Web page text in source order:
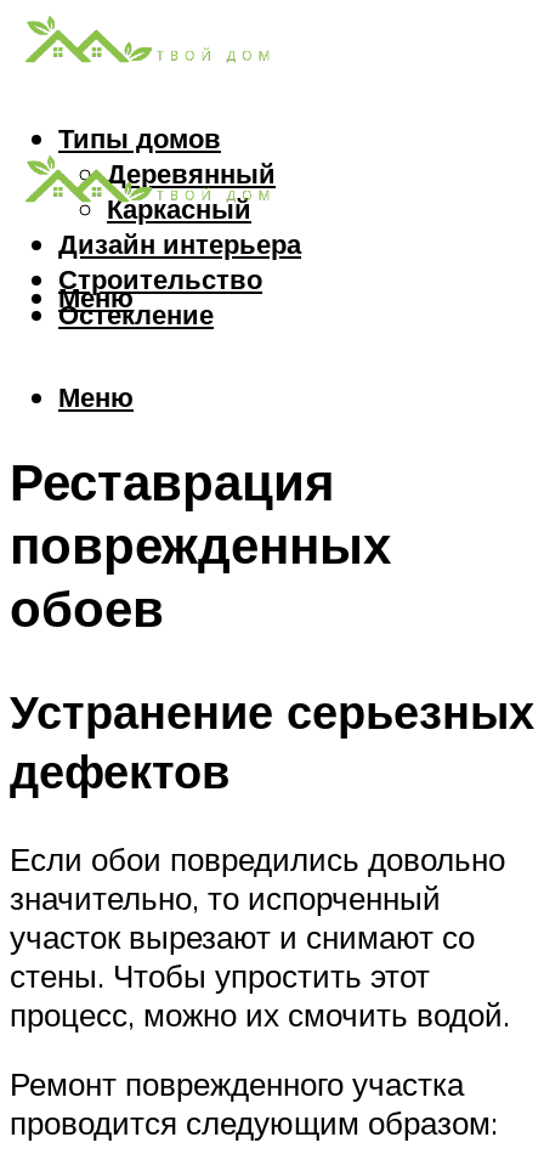
Типы домов
Деревянный
Каркасный
Дизайн интерьера
Строительство
Остекление
Меню
Меню
Реставрация
поврежденных
обоев
Устранение серьезных
дефектов
Если обои повредились довольно
значительно, то испорченный
участок вырезают и снимают со
стены. Чтобы упростить этот
процесс, можно их смочить водой.
Ремонт поврежденного участка
проводится следующим образом: